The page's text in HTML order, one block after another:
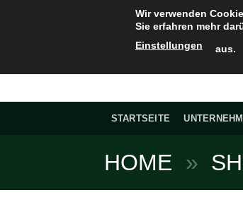
STARTSEITE
HOME »
Wir verwenden
Sie erfahren mehr
Einstellungen
aus.